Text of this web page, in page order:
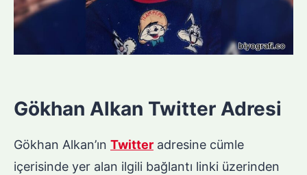
Gökhan Alkan Twitter Adresi
Gökhan Alkan’ın Twitter adresine cümle
içerisinde yer alan ilgili bağlantı linki üzerinden